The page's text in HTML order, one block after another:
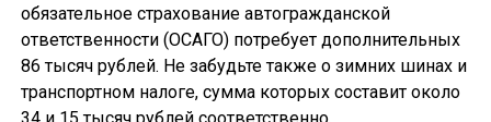
обязательное страхование автогражданской
ответственности (ОСАГО) потребует дополнительных
86 тысяч рублей. Не забудьте также о зимних шинах и
транспортном налоге, сумма которых составит около